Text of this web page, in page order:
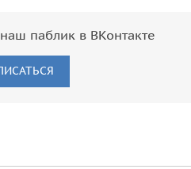
паблик в ВКонтакте